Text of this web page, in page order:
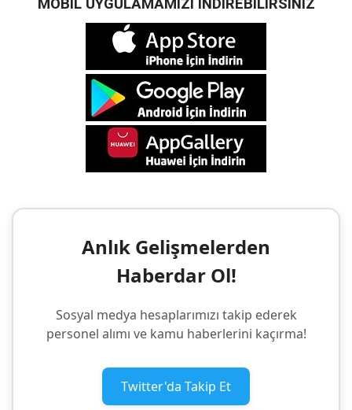
MOBİL UYGULAMAMIZI İNDİREBİLİRSİNİZ
Anlık Gelişmelerden
Haberdar Ol!
Sosyal medya hesaplarımızı takip ederek
personel alımı ve kamu haberlerini kaçırma!
Twitter'da Takip Et